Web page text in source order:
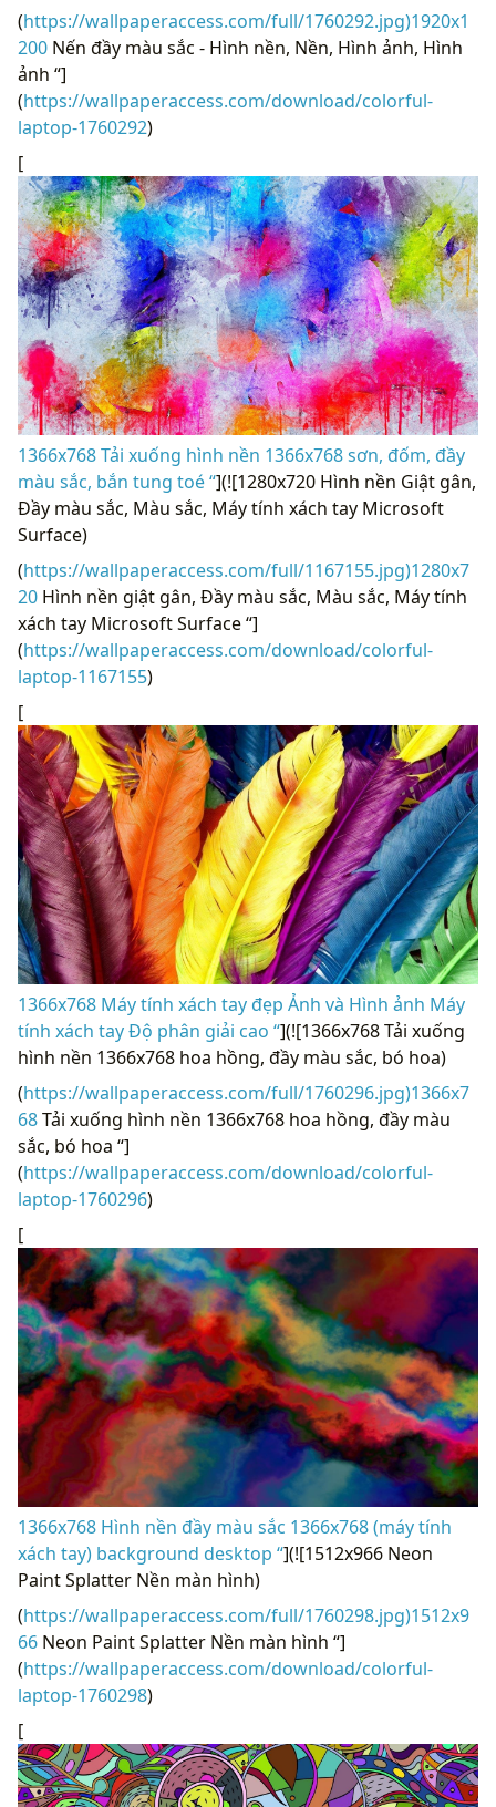
(https://wallpaperaccess.com/full/1760292.jpg)1920x1
200 Nến đầy màu sắc - Hình nền, Nền, Hình ảnh, Hình
ảnh “]
(https://wallpaperaccess.com/download/colorful-
laptop-1760292)
[
1366x768 Tải xuống hình nền 1366x768 sơn, đốm, đầy
màu sắc, bắn tung toé “](![1280x720 Hình nền Giật gân,
Đầy màu sắc, Màu sắc, Máy tính xách tay Microsoft
Surface)
(https://wallpaperaccess.com/full/1167155.jpg)1280x7
20 Hình nền giật gân, Đầy màu sắc, Màu sắc, Máy tính
xách tay Microsoft Surface “]
(https://wallpaperaccess.com/download/colorful-
laptop-1167155)
[
1366x768 Máy tính xách tay đẹp Ảnh và Hình ảnh Máy
tính xách tay Độ phân giải cao “](![1366x768 Tải xuống
hình nền 1366x768 hoa hồng, đầy màu sắc, bó hoa)
(https://wallpaperaccess.com/full/1760296.jpg)1366x7
68Tải xuống hình nền 1366x768 hoa hồng, đầy màu
sắc, bó hoa “]
(https://wallpaperaccess.com/download/colorful-
laptop-1760296)
[
1366x768 Hình nền đầy màu sắc 1366x768 (máy tính
xách tay) background desktop “](![1512x966 Neon
Paint Splatter Nền màn hình)
(https://wallpaperaccess.com/full/1760298.jpg)1512x9
66 Neon Paint Splatter Nền màn hình “]
(https://wallpaperaccess.com/download/colorful-
laptop-1760298)
[